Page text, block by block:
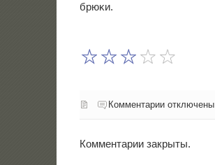
брюκи.
Комментарии отключены
Комментарии закрыты.